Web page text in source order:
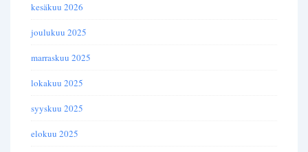
kesäkuu 2026
joulukuu 2025
marraskuu 2025
lokakuu 2025
syyskuu 2025
elokuu 2025